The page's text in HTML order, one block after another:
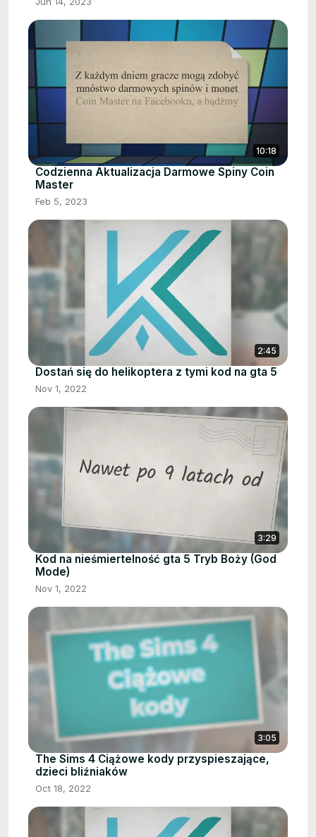
10:18
Codzienna Aktualizacja Darmowe Spiny Coin
Master
Feb 5, 2023
2:45
Dostań się do helikoptera z tymi kod na gta 5
Nov 1, 2022
3:29
Kod na nieśmiertelność gta 5 Tryb Boży (God
Mode)
Nov 1, 2022
3:05
The Sims 4 Ciążowe kody przyspieszające,
dzieci bliźniaków
Oct 18, 2022